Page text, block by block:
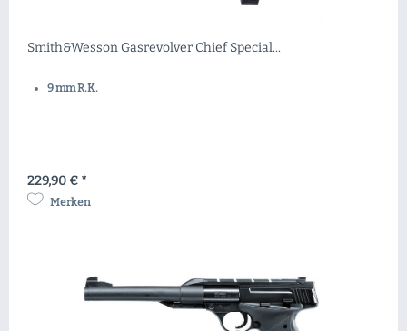
Smith&Wesson Gasrevolver Chief Special...
9 mm R.K.
229,90 € *
Merken